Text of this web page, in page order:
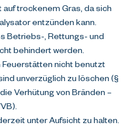
auf trockenem Gras, da sich
entzünden kann.
Betriebs-, Rettungs- und
behindert werden.
nicht benutzt
unverzüglich zu löschen (§
Verhütung von Bränden –
unter Aufsicht zu halten.